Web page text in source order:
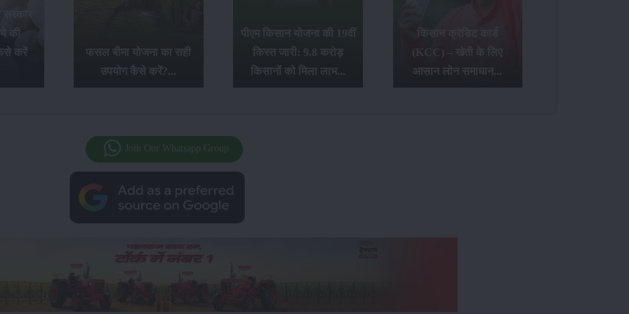
की
करें
फसल बीमा योजना का सही
उपयोग कैसे करें?...
पीएम किसान योजना की 19वीं
किस्त जारी: 9.8 करोड़
किसानों को मिला लाभ...
किसान क्रेडिट कार्ड
(KCC) – खेती के लिए
आसान लोन समाधान...
Join Our Whatsapp Group